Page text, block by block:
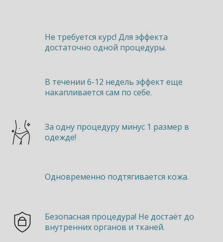
Не требуется курс! Для эффекта
достаточно одной процедуры.
В течении 6-12 недель эффект еще
накапливается сам по себе.
За одну процедуру минус 1 размер в
одежде!
Одновременно подтягивается кожа.
Безопасная процедура! Не достаёт до
внутренних органов и тканей.